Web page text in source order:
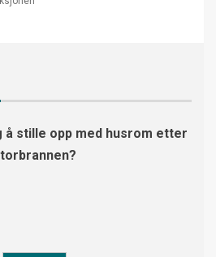
å stille opp med husrom etter